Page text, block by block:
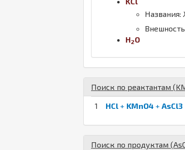
Названия:
H2O
Поиск по реактантам (K
1 HCl+ KMnO4 + AsCl3
Поиск по продуктам (As